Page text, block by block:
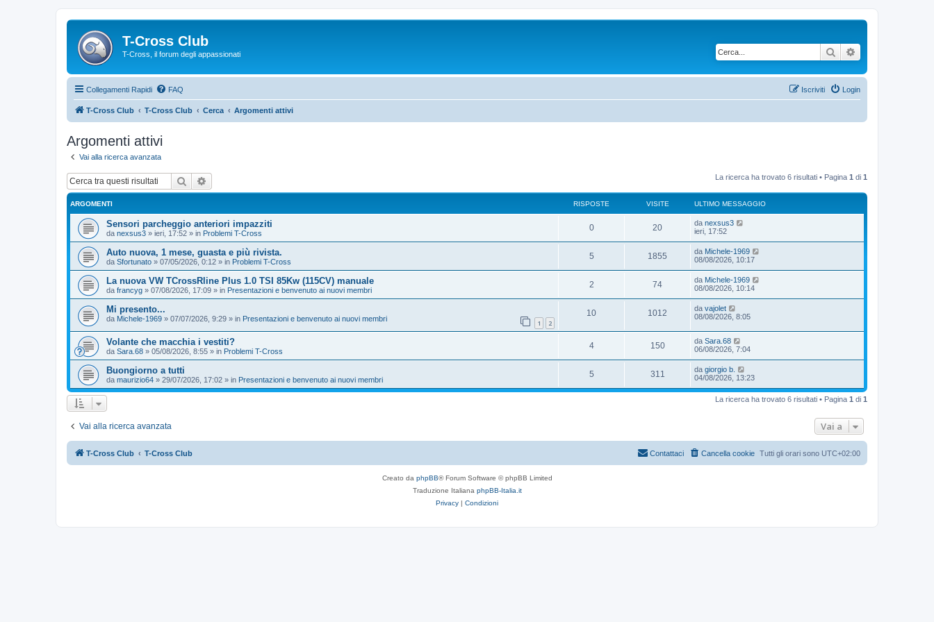
T-Cross Club
T-Cross, il forum degli appassionati Cerca
Collegamenti Rapidi FAQ Login
Iscriviti
T-Cross Club T-Cross Club Cerca Argomenti attivi
Argomenti attivi
Vai alla ricerca avanzata
Cerca La ricerca ha trovato 6 risultati • Pagina 1 di 1
ARGOMENTI RISPOSTE VISITE ULTIMO MESSAGGIO
Sensori parcheggio anteriori impazziti
da nexsus3 » ieri, 17:52 » in Problemi T-Cross
0 20 da nexsus3
ieri, 17:52
Auto nuova, 1 mese, guasta e più rivista.
da Sfortunato » 07/05/2026, 0:12 » in Problemi T-Cross
5 1855 da Michele-1969
08/08/2026, 10:17
La nuova VW TCrossRline Plus 1.0 TSI 85Kw (115CV) manuale
da francyg » 07/08/2026, 17:09 » in Presentazioni e benvenuto ai nuovi membri
2 74 da Michele-1969
08/08/2026, 10:14
Mi presento...
da Michele-1969 » 07/07/2026, 9:29 » in Presentazioni e benvenuto ai nuovi membri 1 2
10 1012 da vajolet
08/08/2026, 8:05
Volante che macchia i vestiti?
da Sara.68 » 05/08/2026, 8:55 » in Problemi T-Cross
4 150 da Sara.68
06/08/2026, 7:04
Buongiorno a tutti
da maurizio64 » 29/07/2026, 17:02 » in Presentazioni e benvenuto ai nuovi membri
5 311 da giorgio b.
04/08/2026, 13:23
La ricerca ha trovato 6 risultati • Pagina 1 di 1
Vai alla ricerca avanzata Vai a
T-Cross Club T-Cross Club Tutti gli orari sono UTC+02:00
Cancella cookie
Contattaci
Creato da phpBB® Forum Software © phpBB Limited
Traduzione Italiana phpBB-Italia.it
Privacy | Condizioni